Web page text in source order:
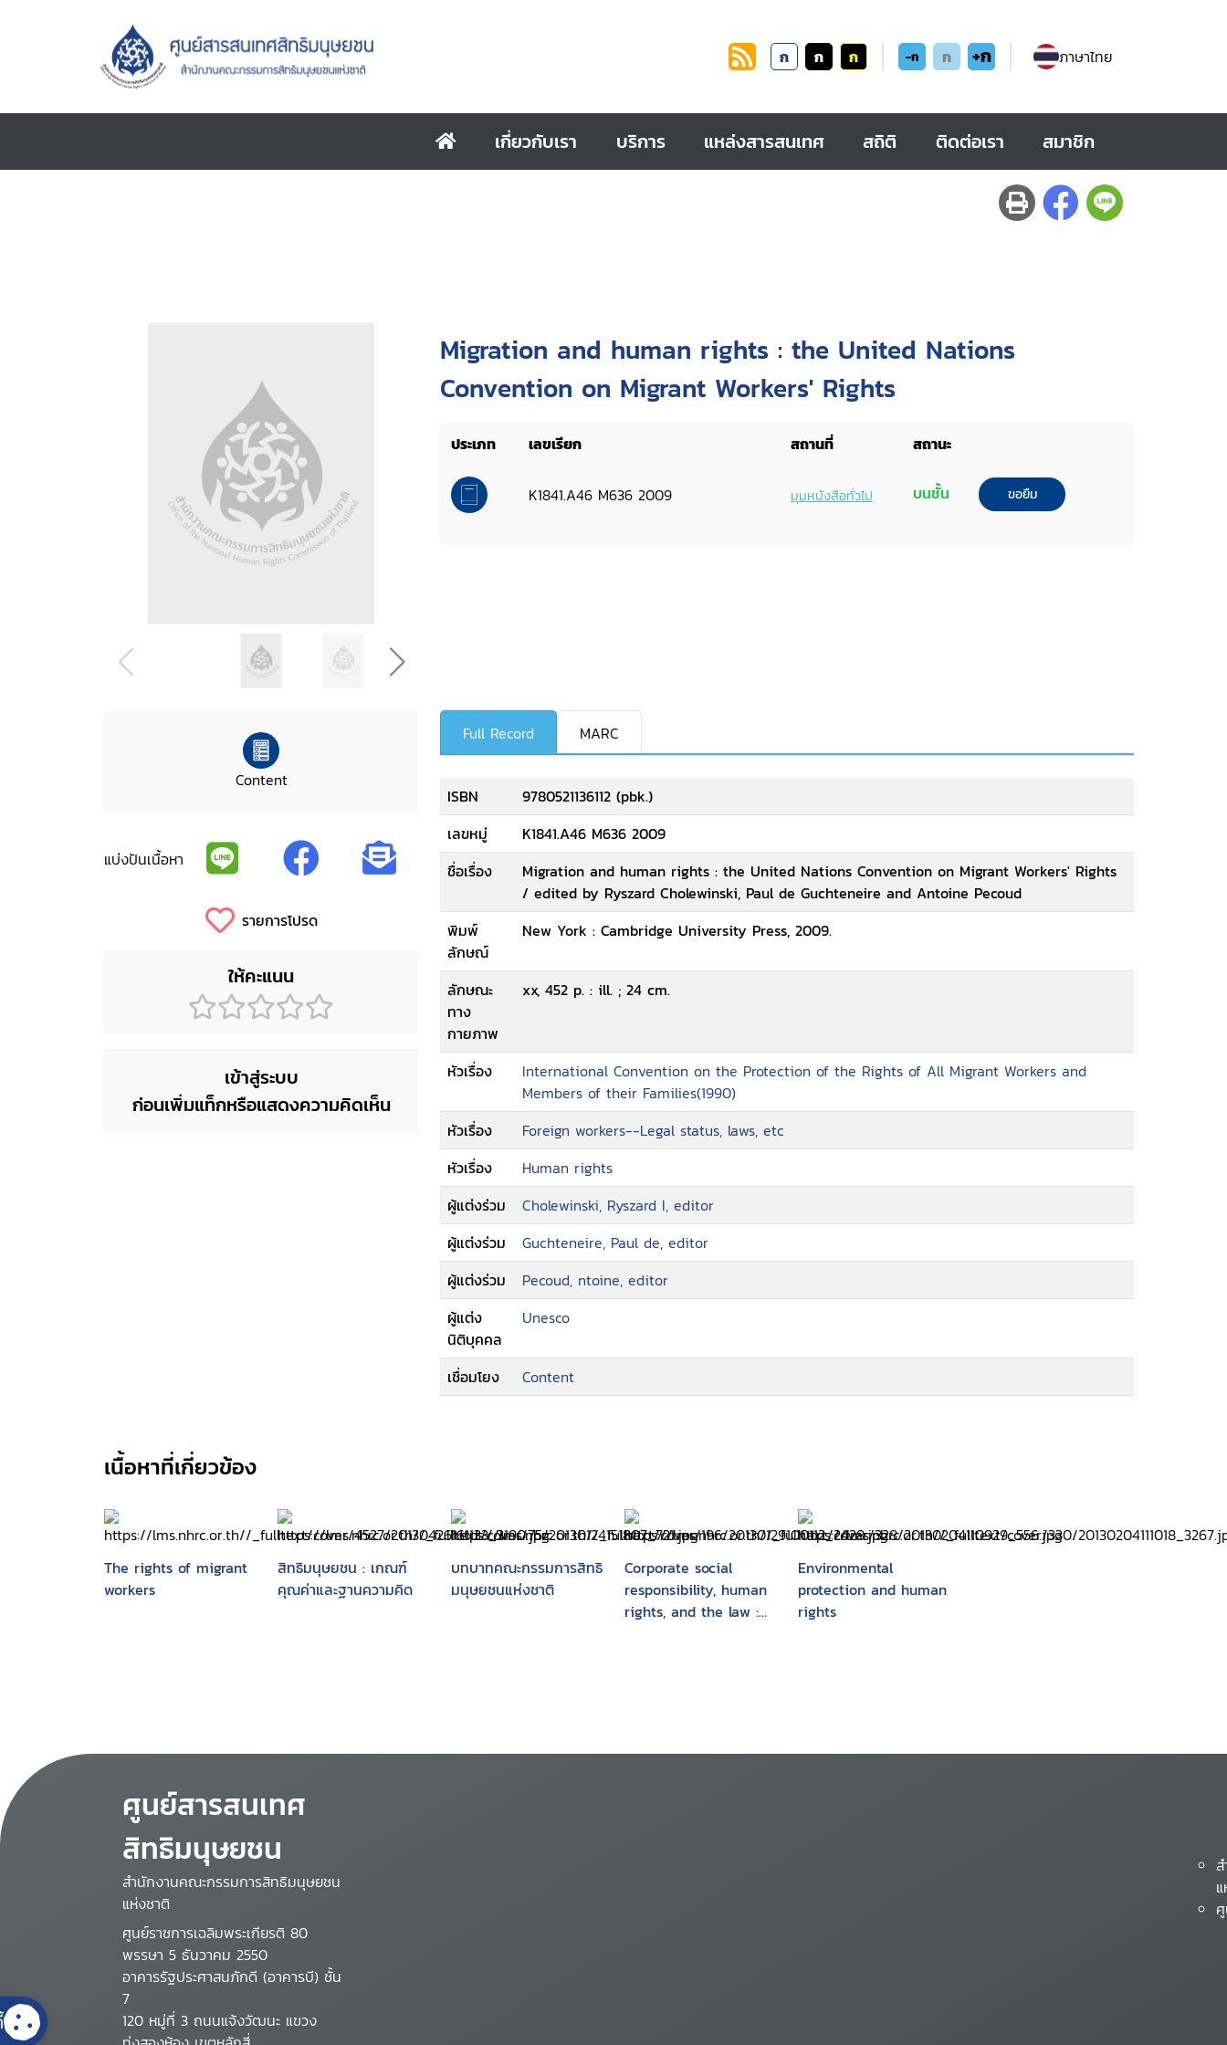
ก ก ก -ก ก +ก ภาษาไทย
เกี่ยวกับเรา บริการ แหล่งสารสนเทศ สถิติ ติดต่อเรา สมาชิก
Migration and human rights : the United Nations
Convention on Migrant Workers' Rights
ประเภท เลขเรียก สถานที่ สถานะ
K1841.A46 M636 2009 มุมหนังสือทั่วไป บนชั้น ขอยืม
Content
แบ่งปันเนื้อหา
รายการโปรด
ให้คะแนน
เข้าสู่ระบบ
ก่อนเพิ่มแท็กหรือแสดงความคิดเห็น
Full Record MARC
ISBN
9780521136112 (pbk.)
เลขหมู่
K1841.A46 M636 2009
ชื่อเรื่อง
Migration and human rights : the United Nations Convention on Migrant Workers' Rights
/ edited by Ryszard Cholewinski, Paul de Guchteneire and Antoine Pecoud
พิมพ์
ลักษณ์
New York : Cambridge University Press, 2009.
ลักษณะ
ทาง
กายภาพ
xx, 452 p. : ill. ; 24 cm.
หัวเรื่อง
International Convention on the Protection of the Rights of All Migrant Workers and
Members of their Families(1990)
หัวเรื่อง
Foreign workers--Legal status, laws, etc
หัวเรื่อง
Human rights
ผู้แต่งร่วม
Cholewinski, Ryszard I, editor
ผู้แต่งร่วม
Guchteneire, Paul de, editor
ผู้แต่งร่วม
Pecoud, ntoine, editor
ผู้แต่ง
นิติบุคคล
Unesco
เชื่อมโยง Content
เนื้อหาที่เกี่ยวข้อง
The rights of migrant
workers
สิทธิมนุษยชน : เกณฑ์
คุณค่าและฐานความคิด
บทบาทคณะกรรมการสิทธิ
มนุษยชนแห่งชาติ
Corporate social
responsibility, human
rights, and the law :
Environmental
protection and human
rights
ศูนย์สารสนเทศ
สิทธิมนุษยชน
สำนักงานคณะกรรมการสิทธิมนุษยชน
แห่งชาติ
ศูนย์ราชการเฉลิมพระเกียรติ 80
พรรษา 5 ธันวาคม 2550
อาคารรัฐประศาสนภักดี (อาคารบี) ชั้น
7
120 หมู่ที่ 3 ถนนแจ้งวัฒนะ แขวง